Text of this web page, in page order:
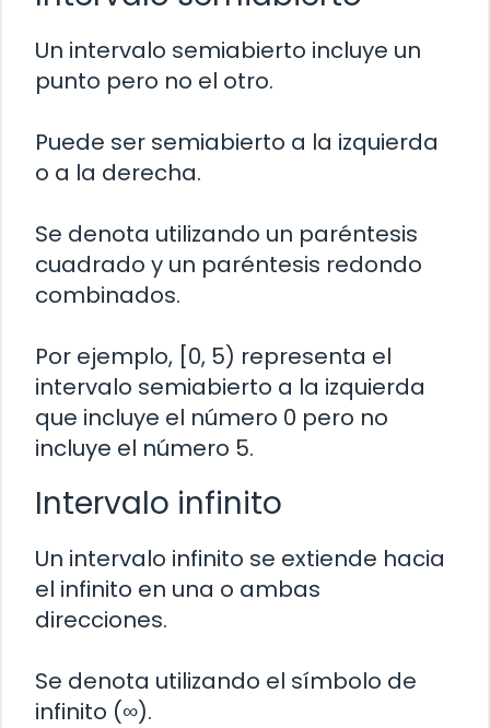
Un intervalo semiabierto incluye un
punto pero no el otro.
Puede ser semiabierto a la izquierda
o a la derecha.
Se denota utilizando un paréntesis
cuadrado y un paréntesis redondo
combinados.
Por ejemplo, [0, 5) representa el
intervalo semiabierto a la izquierda
que incluye el número 0 pero no
incluye el número 5.
Intervalo infinito
Un intervalo infinito se extiende hacia
el infinito en una o ambas
direcciones.
Se denota utilizando el símbolo de
infinito (∞).